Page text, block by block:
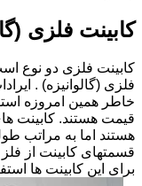
کابینت فلزی
کابینت فلزی دو نوع
فلزی (گالوانیزه) .
خاطر همین امروزه
قیمت هستند. کابینت
هستند اما به مراتب
قسمتهای کابینت از
برای این کابینت ها